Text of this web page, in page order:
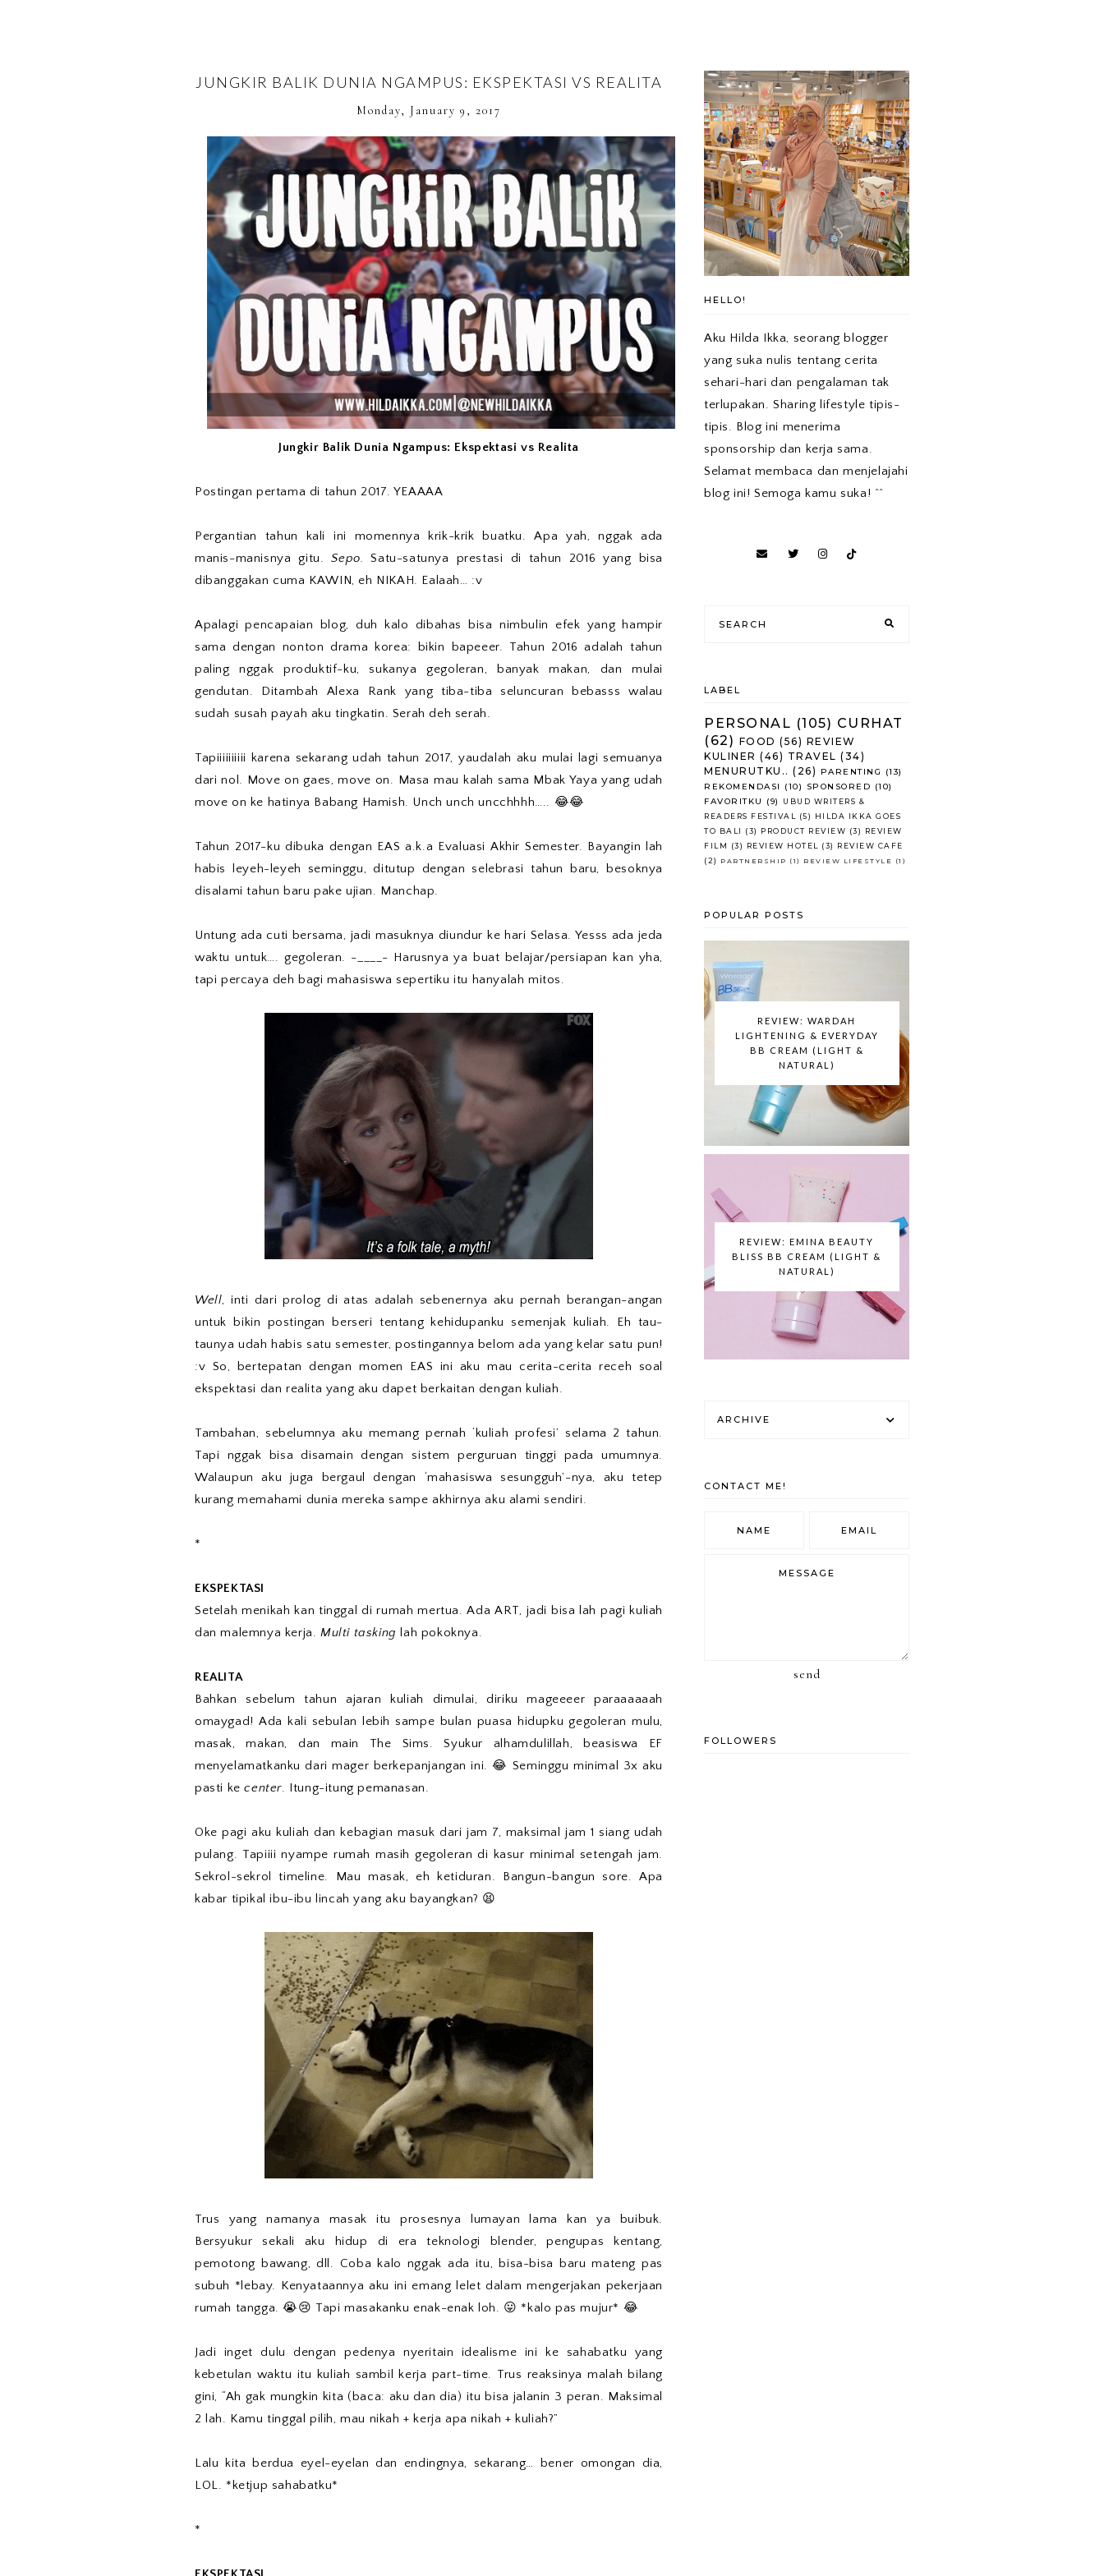
JUNGKIR BALIK DUNIA NGAMPUS: EKSPEKTASI VS REALITA
Monday, January 9, 2017
Jungkir Balik Dunia Ngampus: Ekspektasi vs Realita
Postingan pertama di tahun 2017. YEAAAA
Pergantian tahun kali ini momennya krik-krik buatku. Apa yah, nggak ada
manis-manisnya gitu.Sepo.Satu-satunya prestasi di tahun 2016 yang bisa
dibanggakan cuma KAWIN, eh NIKAH. Ealaah… :v
Apalagi pencapaian blog, duh kalo dibahas bisa nimbulin efek yang hampir
sama dengan nonton drama korea: bikin bapeeer. Tahun 2016 adalah tahun
paling nggak produktif-ku, sukanya gegoleran, banyak makan, dan mulai
gendutan. Ditambah Alexa Rank yang tiba-tiba seluncuran bebasss walau
sudah susah payah aku tingkatin. Serah deh serah.
Tapiiiiiiiiii karena sekarang udah tahun 2017, yaudalah aku mulai lagi semuanya
dari nol. Move on gaes, move on. Masa mau kalah sama Mbak Yaya yang udah
move on ke hatinya Babang Hamish. Unch unch uncchhhh….. 😂😂
Tahun 2017-ku dibuka dengan EAS a.k.a Evaluasi Akhir Semester. Bayangin lah
habis leyeh-leyeh seminggu, ditutup dengan selebrasi tahun baru, besoknya
disalami tahun baru pake ujian. Manchap.
Untung ada cuti bersama, jadi masuknya diundur ke hari Selasa. Yesss ada jeda
waktu untuk…. gegoleran. -____- Harusnya ya buat belajar/persiapan kan yha,
tapi percaya deh bagi mahasiswa sepertiku itu hanyalah mitos.
Well, inti dari prolog di atas adalah sebenernya aku pernah berangan-angan
untuk bikin postingan berseri tentang kehidupanku semenjak kuliah. Eh tau-
taunya udah habis satu semester, postingannya belom ada yang kelar satu pun!
:v So, bertepatan dengan momen EAS ini aku mau cerita-cerita receh soal
ekspektasi dan realita yang aku dapet berkaitan dengan kuliah.
Tambahan, sebelumnya aku memang pernah ‘kuliah profesi’ selama 2 tahun.
Tapi nggak bisa disamain dengan sistem perguruan tinggi pada umumnya.
Walaupun aku juga bergaul dengan ‘mahasiswa sesungguh’-nya, aku tetep
kurang memahami dunia mereka sampe akhirnya aku alami sendiri.
*
EKSPEKTASI
Setelah menikah kan tinggal di rumah mertua. Ada ART, jadi bisa lah pagi kuliah
dan malemnya kerja.Multi tasking lah pokoknya.
REALITA
Bahkan sebelum tahun ajaran kuliah dimulai, diriku mageeeer paraaaaaah
omaygad! Ada kali sebulan lebih sampe bulan puasa hidupku gegoleran mulu,
masak, makan, dan main The Sims. Syukur alhamdulillah, beasiswa EF
menyelamatkanku dari mager berkepanjangan ini. 😂 Seminggu minimal 3x aku
pasti kecenter. Itung-itung pemanasan.
Oke pagi aku kuliah dan kebagian masuk dari jam 7, maksimal jam 1 siang udah
pulang. Tapiiii nyampe rumah masih gegoleran di kasur minimal setengah jam.
Sekrol-sekrol timeline. Mau masak, eh ketiduran. Bangun-bangun sore. Apa
kabar tipikal ibu-ibu lincah yang aku bayangkan? 😫
Trus yang namanya masak itu prosesnya lumayan lama kan ya buibuk.
Bersyukur sekali aku hidup di era teknologi blender, pengupas kentang,
pemotong bawang, dll. Coba kalo nggak ada itu, bisa-bisa baru mateng pas
subuh *lebay. Kenyataannya aku ini emang lelet dalam mengerjakan pekerjaan
rumah tangga. 😭😢 Tapi masakanku enak-enak loh. 😛 *kalo pas mujur* 😂
Jadi inget dulu dengan pedenya nyeritain idealisme ini ke sahabatku yang
kebetulan waktu itu kuliah sambil kerja part-time. Trus reaksinya malah bilang
gini, “Ah gak mungkin kita (baca: aku dan dia) itu bisa jalanin 3 peran. Maksimal
2 lah. Kamu tinggal pilih, mau nikah + kerja apa nikah + kuliah?”
Lalu kita berdua eyel-eyelan dan endingnya, sekarang… bener omongan dia,
LOL. *ketjup sahabatku*
*
HELLO!
Aku Hilda Ikka, seorang blogger
yang suka nulis tentang cerita
sehari-hari dan pengalaman tak
terlupakan. Sharing lifestyle tipis-
tipis. Blog ini menerima
sponsorship dan kerja sama.
Selamat membaca dan menjelajahi
blog ini! Semoga kamu suka! ^^
LABEL
PERSONAL (105) CURHAT
(62) FOOD (56) REVIEW
KULINER (46) TRAVEL (34)
MENURUTKU.. (26) PARENTING
(13)
REKOMENDASI
(10) SPONSORED (10)
FAVORITKU
(9)
UBUD WRITERS &
READERS FESTIVAL
(5)
HILDA IKKA GOES
TO BALI
(3) PRODUCT REVIEW (3)
REVIEW
FILM
(3) REVIEW HOTEL (3)
REVIEW CAFE
(2)
PARTNERSHIP (1) REVIEW LIFESTYLE (1)
POPULAR POSTS
REVIEW: WARDAH
LIGHTENING & EVERYDAY
BB CREAM (LIGHT &
NATURAL)
REVIEW: EMINA BEAUTY
BLISS BB CREAM (LIGHT &
NATURAL)
ARCHIVE
CONTACT ME!
send
FOLLOWERS